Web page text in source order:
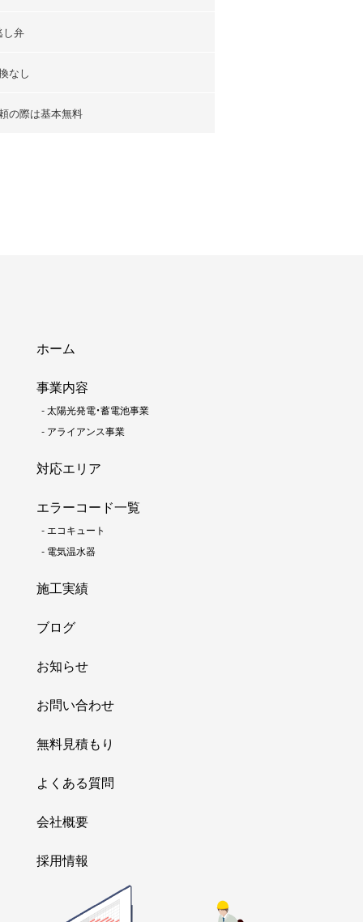
し弁
なし
の際は基本無料
ホーム
事業内容
-太陽光発電・蓄電池事業
- アライアンス事業
対応エリア
エラーコード一覧
-エコキュート
- 電気温水器
施工実績
ブログ
お知らせ
お問い合わせ
無料見積もり
よくある質問
会社概要
採用情報